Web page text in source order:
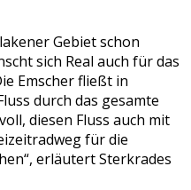
Gebiet schon
sich Real auch für das
Emscher fließt in
durch das gesamte
diesen Fluss auch mit
für die
erläutert Sterkrades